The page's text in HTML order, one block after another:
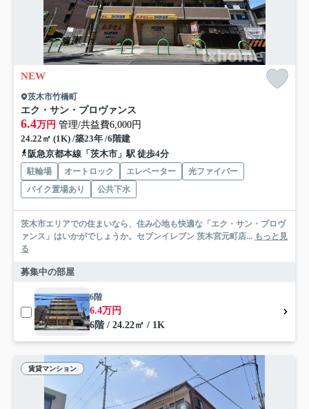
NEW
茨木市竹橋町
エク・サン・プロヴァンス
6.4万円 管理/共益費6,000円
24.22㎡ (1K) /築23年 /6階建
阪急京都本線「茨木市」駅 徒歩4分
駐輪場 オートロック エレベーター
光ファイバー
バイク置場あり
公共下水
茨木市エリアでの住まいなら、住み心地も快適な「エク・サン・プロヴ
ァンス」はいかがでしょうか。セブンイレブン 茨木宮元町店... もっと見
る
募集中の部屋
6階
6.4万円
6階 / 24.22㎡ / 1K
賃貸マンション